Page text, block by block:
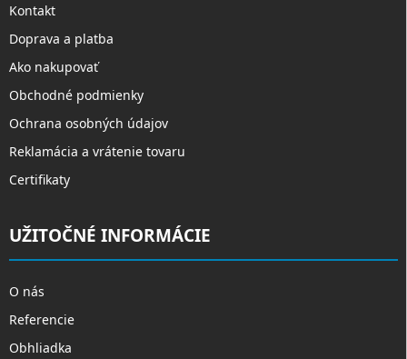
Kontakt
Doprava a platba
Ako nakupovať
Obchodné podmienky
Ochrana osobných údajov
Reklamácia a vrátenie tovaru
Certifikaty
UŽITOČNÉ INFORMÁCIE
O nás
Referencie
Obhliadka